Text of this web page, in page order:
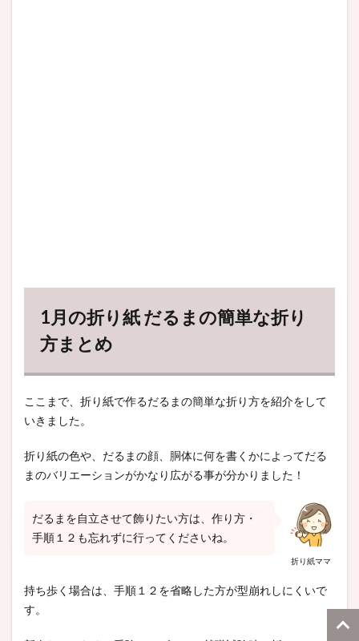
1月の折り紙 だるまの簡単な折り
方まとめ
ここまで、折り紙で作るだるまの簡単な折り方を紹介をして
いきました。
折り紙の色や、だるまの顔、胴体に何を書くかによってだる
まのバリエーションがかなり広がる事が分かりました！
折り紙ママ
だるまを自立させて飾りたい方は、作り方・
手順１２も忘れずに行ってくださいね。
持ち歩く場合は、手順１２を省略した方が型崩れしにくいで
す。